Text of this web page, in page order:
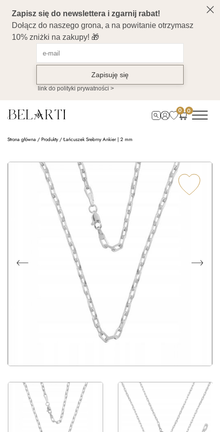
0 0
Strona główna / Produkty/ Łańcuszek Srebrny Ankier | 2 mm